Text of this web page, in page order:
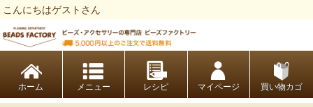
こんにちはゲストさん
ホーム レシピ マイページ 買い物カゴ